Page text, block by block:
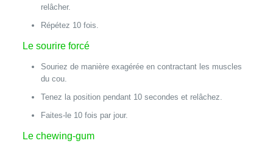
relâcher.
Répétez 10 fois.
Le sourire forcé
Souriez de manière exagérée en contractant les muscles
du cou.
Tenez la position pendant 10 secondes et relâchez.
Faites-le 10 fois par jour.
Le chewing-gum